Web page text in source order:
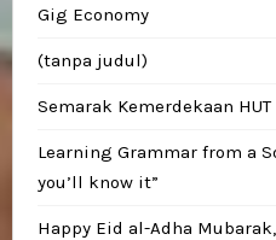
Gig Economy
(tanpa judul)
Semarak Kemerdekaan
Learning Grammar from a
you’ll know it”
Happy Eid al-Adha